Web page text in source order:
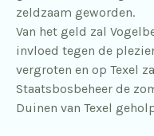
zeldzaam geworden.
Van het geld zal
invloed tegen de
vergroten en op Texel
Staatsbosbeheer de
Duinen van Texel